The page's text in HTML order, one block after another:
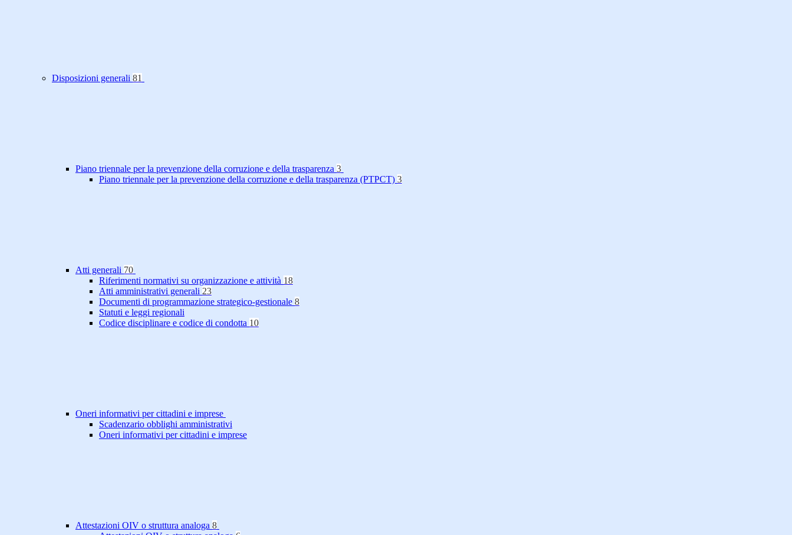
Disposizioni generali 81
Piano triennale per la prevenzione della corruzione e della trasparenza 3
Piano triennale per la prevenzione della corruzione e della trasparenza (PTPCT) 3
Atti generali 70
Riferimenti normativi su organizzazione e attività 18
Atti amministrativi generali 23
Documenti di programmazione strategico-gestionale 8
Statuti e leggi regionali
Codice disciplinare e codice di condotta 10
Oneri informativi per cittadini e imprese
Scadenzario obblighi amministrativi
Oneri informativi per cittadini e imprese
Attestazioni OIV o struttura analoga 8